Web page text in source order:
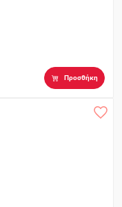
Προσθήκη